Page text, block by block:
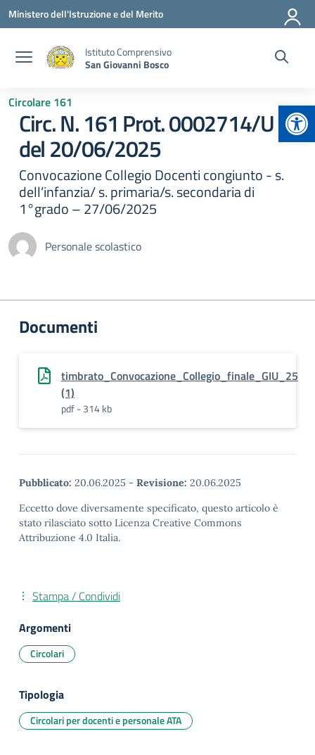
Vai ai contenuti
Vai al menu di navigazione
Vai al footer
Ministero dell'Istruzione e del Merito
Istituto Comprensivo
San Giovanni Bosco
Circolare 161
Circ. N. 161 Prot. 0002714/U
del 20/06/2025
Convocazione Collegio Docenti congiunto - s.
dell’infanzia/ s. primaria/s. secondaria di
1°grado – 27/06/2025
Personale scolastico
Documenti
timbrato_Convocazione_Collegio_finale_GIU_25
(1)
pdf - 314 kb
Pubblicato: 20.06.2025 - Revisione: 20.06.2025
Eccetto dove diversamente specificato, questo articolo è
stato rilasciato sotto Licenza Creative Commons
Attribuzione 4.0 Italia.
Stampa / Condividi
Argomenti
Circolari
Tipologia
Circolari per docenti e personale ATA